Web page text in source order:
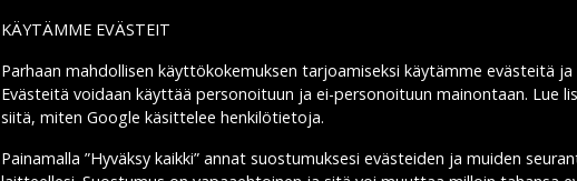
Toimitusvaihtoehdot
KÄYTÄMME EVÄSTEIT
Parhaan mahdollisen käyttökokemuksen tarjoamiseksi käytämme evästeitä ja
Evästeitä voidaan käyttää personoituun ja ei-personoituun mainontaan. Lue
siitä, miten Google käsittelee henkilötietoja.
Painamalla ”Hyväksy kaikki” annat suostumuksesi evästeiden ja muiden